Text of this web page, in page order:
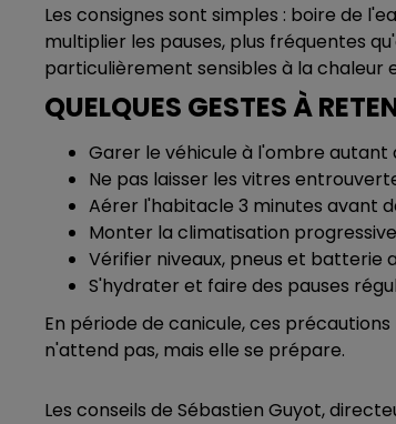
Les consignes sont simples : boire de
multiplier les pauses, plus fréquentes
particulièrement sensibles à la
QUELQUES GESTES À
Garer le véhicule à l'ombre autant
Ne pas laisser les vitres
Aérer l'habitacle 3 minutes avant
Monter la climatisation
Vérifier niveaux, pneus et batterie
S'hydrater et faire des pauses
En période de canicule, ces
n'attend pas, mais elle se prépare.
Les conseils de Sébastien Guyot,